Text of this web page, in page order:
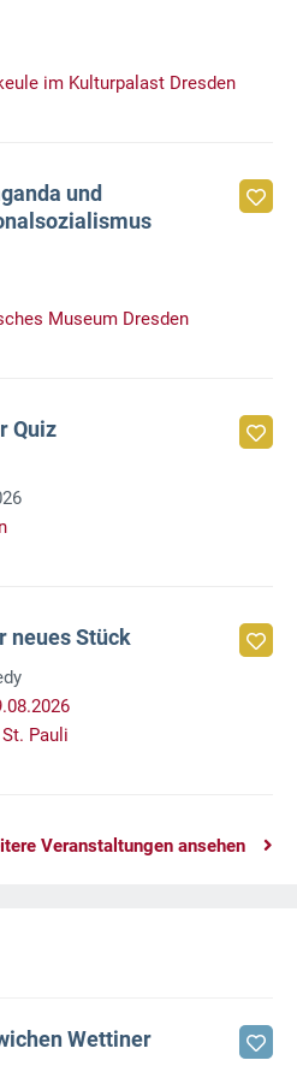
im Kulturpalast Dresden
und
Museum Dresden
Quiz
neues Stück
Pauli
Veranstaltungen ansehen
Wettiner